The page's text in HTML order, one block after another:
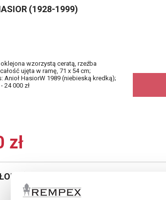
(1928-1999)
wzorzystą ceratą, rzeźba
ujęta w ramę, 71 x 54 cm;
Anioł HasiorW 1989 (niebieską kredką);
24 000 zł
zł
(ur. 1953)